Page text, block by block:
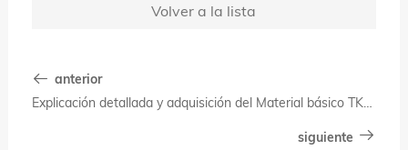
Volver a la lista
anterior
Explicación detallada y adquisición del Material básico TK4100: Material básico para las tarjetas de llaves de Hotel
siguiente